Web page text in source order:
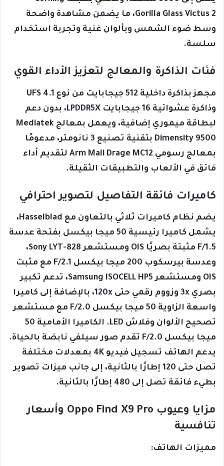
Gorilla Glass Victus 2، ما يضمن مشاهدة واضحة
وسط ضوء الشمس وبألوان غنية وتجربة استخدام
سلسة.
فئات الذاكرة والمعالج لتعزيز الأداء القوي
مجهز بذاكرة داخلية 512 جيجابايت من نوع UFS 4.1
وذاكرة عشوائية 16 جيجابايت LPDDR5X، بدون دعم
لبطاقة ميموري إضافية، ويعمل بمعالج Mediatek
Dimensity 9500 بتقنية تصنيع 3 نانومتر، مدعومًا
بمعالج رسومي Arm Mali Drage MC12 لتقديم أداء
فائق في الألعاب والتطبيقات الثقيلة.
كاميرات فائقة التفاصيل لتصوير احترافي
يضم نظام كاميرات ثلاثي بالتعاون مع Hasselblad،
يشمل كاميرا رئيسية 50 ميجا بيكسل بفتحة عدسة
F/1.5 مثبتة بصريًا OIS ومستشعر Sony LYT-828،
وعدسة بيرسكوب 200 ميجا بيكسل F/2.1 مع مثبت
OIS ومستشعر Samsung ISOCELL HP5، تدعم تكبير
بصري 3x وزووم رقمي حتى 120x، بالإضافة إلى كاميرا
واسعة الزاوية 50 ميجا بيكسل F/2.0 مع مستشعر
تصحيح الألوان وفلاش LED. الكاميرا الأمامية 50
ميجا بيكسل F/2.0 تقدم صور سيلفي نابضة بالحياة.
يدعم الهاتف تسجيل فيديو 4K بمعدلات مختلفة
تصل حتى 120 إطارًا بالثانية، إلى جانب ميزات تصوير
بطيء فائقة تصل إلى 480 إطارًا بالثانية.
مزايا وعيوب Oppo Find X9 Pro وأسعار
تنافسية
مميزات الهاتف: